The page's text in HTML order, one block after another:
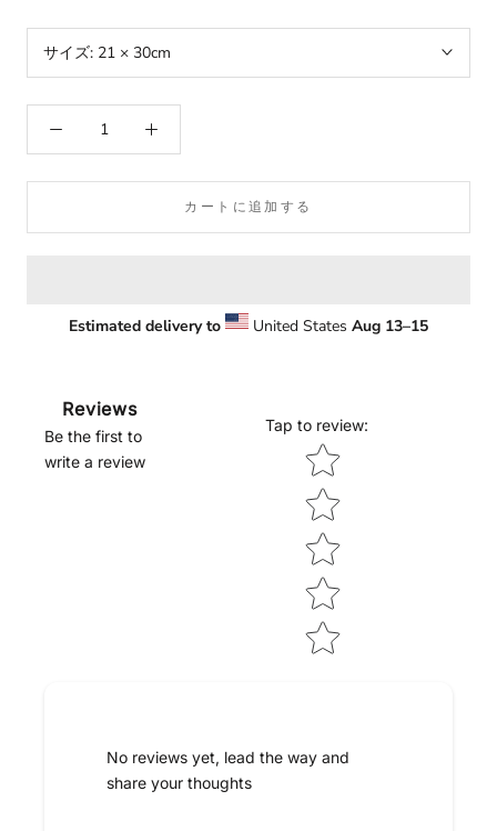
サイズ: 21 × 30cm
カートに追加する
Estimated delivery to United States Aug 13⁠–15
Reviews
Be the first to
write a review
Tap to review:
Star rating
No reviews yet, lead the way and
share your thoughts